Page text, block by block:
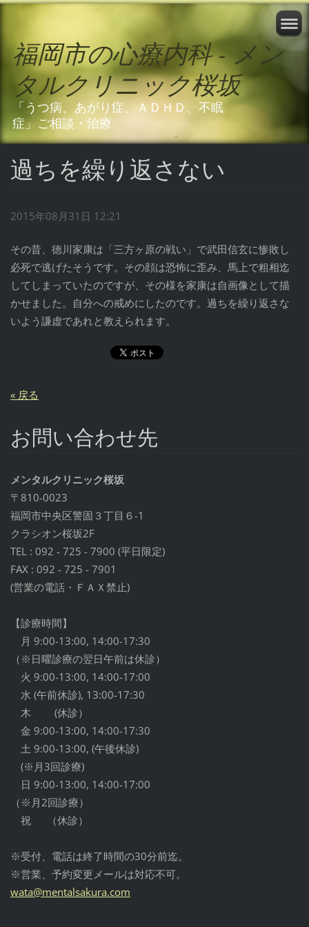
福岡市の心療内科 - メン
タルクリニック桜坂
「うつ病、あがり症、ＡＤＨＤ、不眠
症」ご相談・治療
過ちを繰り返さない
2015年08月31日 12:21
その昔、徳川家康は「三方ヶ原の戦い」で武田信玄に惨敗し
必死で逃げたそうです。その顔は恐怖に歪み、馬上で粗相迄
してしまっていたのですが、その様を家康は自画像として描
かせました。自分への戒めにしたのです。過ちを繰り返さな
いよう謙虚であれと教えられます。
« 戻る
お問い合わせ先
メンタルクリニック桜坂
〒810-0023
福岡市中央区警固３丁目６-1
クラシオン桜坂2F
TEL : 092 - 725 - 7900 (平日限定)
FAX : 092 - 725 - 7901
(営業の電話・ＦＡＸ禁止)
【診療時間】
月 9:00-13:00, 14:00-17:30
（※日曜診療の翌日午前は休診）
火 9:00-13:00, 14:00-17:00
水 (午前休診), 13:00-17:30
木 (休診）
金 9:00-13:00, 14:00-17:30
土 9:00-13:00, (午後休診)
(※月3回診療)
日 9:00-13:00, 14:00-17:00
（※月2回診療）
祝 （休診）
※受付、電話は終了時間の30分前迄。
※営業、予約変更メールは対応不可。
wata@mentalsakura.com